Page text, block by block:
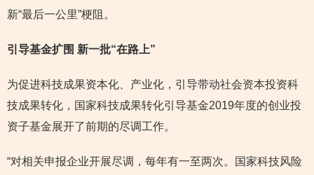
新“最后一公里”梗阻。
引导基金扩围 新一批“在路上”
为促进科技成果资本化、产业化，引导带动社会资本投资科
技成果转化，国家科技成果转化引导基金2019年度的创业投
资子基金展开了前期的尽调工作。
“对相关申报企业开展尽调，每年有一至两次。国家科技风险